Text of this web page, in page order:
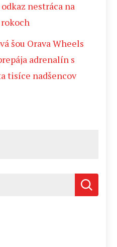
nestráca na
šou Orava Wheels
adrenalín s
tisíce nadšencov